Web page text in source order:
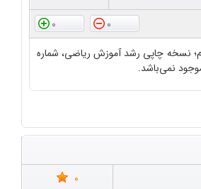
0
0
نسخه چاپی رشد آموزش ریاضی، شماره
0